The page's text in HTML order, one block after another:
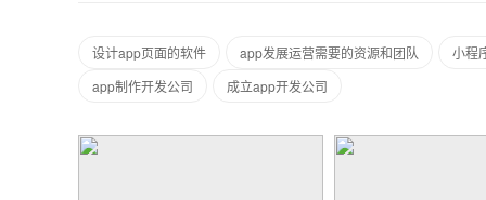
设计app页面的软件 app发展运营需要的资源和团队
小程
app制作开发公司
成立app开发公司